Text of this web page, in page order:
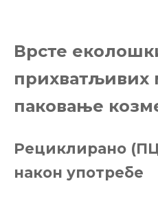
Врсте
прихватљивих
паковање
Рециклирано
након употребе